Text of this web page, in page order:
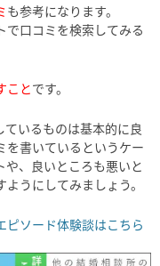
も参考になります。
口コミを検索してみる
ことです。
いるものは基本的に良
を書いているというケー
や、良いところも悪いと
うにしてみましょう。
ソード体験談はこちら